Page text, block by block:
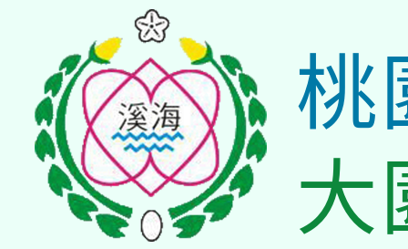
桃
大